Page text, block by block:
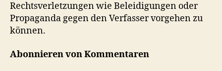
Rechtsverletzungen wie Beleidigungen oder
Propaganda gegen den Verfasser vorgehen zu
können.
Abonnieren von Kommentaren